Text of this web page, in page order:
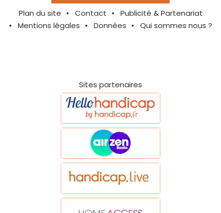
Plan du site Contact
Publicité & Partenariat
Mentions légales
Données Qui sommes nous ?
Sites partenaires